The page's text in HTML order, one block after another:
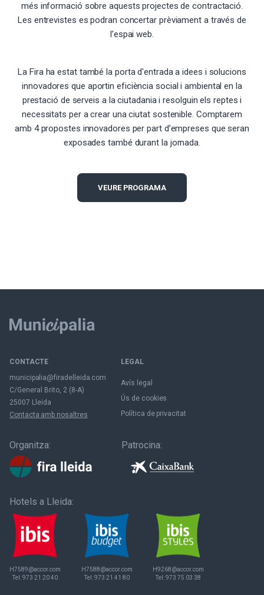
més informació sobre aquests projectes de contractació.
Les entrevistes es podran concertar prèviament a través de
l’espai web.
La Fira ha estat també la porta d'entrada a idees i solucions
innovadores que aportin eficiència social i ambiental en la
prestació de serveis a la ciutadania i resolguin els reptes i
necessitats per a crear una ciutat sostenible. Comptarem
amb 4 propostes innovadores per part d’empreses que seran
exposades també durant la jornada.
VEURE PROGRAMA
CONTACTE
municipalia@firadelleida.com
C/General Brito, 2 (8-A)
25007 Lleida
Contacta amb nosaltres
LEGAL
Avís legal
Ús de cookies
Política de privacitat
Organitza: Patrocina:
Hotels a Lleida:
H7589@accor.com
Tel:973 21 20 40
H7588@accor.com
Tel:973 21 41 80
H9268@accor.com
Tel:973 75 03 38